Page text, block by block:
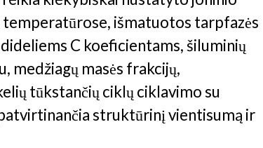
išmatuotos tarpfazės
C koeficientams, šiluminių
medžiagų masės frakcijų,
tūkstančių ciklų ciklavimo su
struktūrinį vientisumą ir